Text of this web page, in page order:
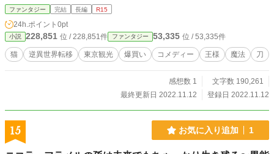
のですが、趣旨が違う上に一年が長くなりすぎたのでこちら
るように書いているつもりですが、わからない点もあります
ので、最初に登場人物紹介を追加しております。 それと引
っ越しだけでは味気ないので、最後に一話だけ新しい話も追
加しております。
ファンタジー 完結 長編 R15
24h.ポイント 0pt
小説 228,851 位 / 228,851件 ファンタジー 53,335 位 / 53,335件
猫 逆異世界転移 東京観光 爆買い コメディー 王様 魔法 刀
感想数 1
文字数 190,261
最終更新日 2022.11.12
登録日 2022.11.12
15 お気に入り追加 1